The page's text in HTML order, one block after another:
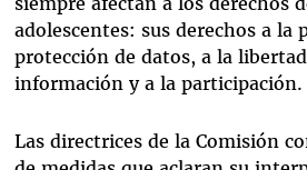
adolescentes: sus derechos a la
protección de datos, a la
información y a la participación.
Las directrices de la Comisión